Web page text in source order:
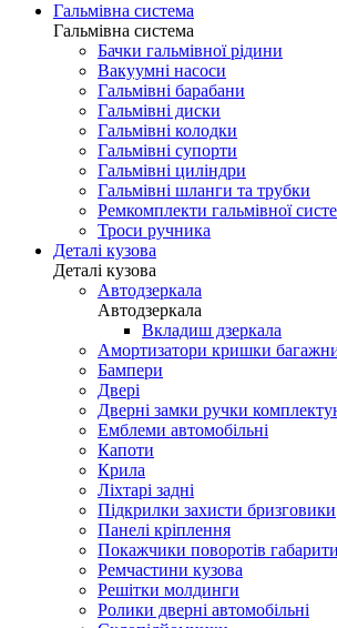
Гальмівна система
Гальмівна система
Бачки гальмівної рідини
Вакуумні насоси
Гальмівні барабани
Гальмівні диски
Гальмівні колодки
Гальмівні супорти
Гальмівні циліндри
Гальмівні шланги та трубки
Ремкомплекти гальмівної
Троси ручника
Деталі кузова
Деталі кузова
Автодзеркала
Автодзеркала
Вкладиш дзеркала
Амортизатори кришки
Бампери
Двері
Дверні замки ручки
Емблеми автомобільні
Капоти
Крила
Ліхтарі задні
Підкрилки захисти бризговики
Панелі кріплення
Покажчики поворотів габарити
Ремчастини кузова
Решітки молдинги
Ролики дверні автомобільні